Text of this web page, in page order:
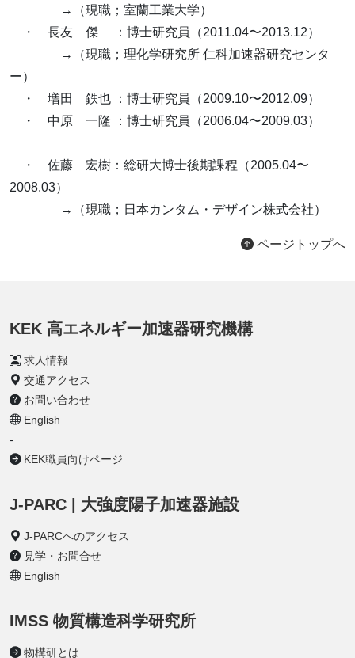
→（現職；室蘭工業大学）
・ 長友 傑 ：博士研究員（2011.04〜2013.12）
→（現職；理化学研究所 仁科加速器研究センタ
ー）
・ 増田 鉄也 ：博士研究員（2009.10〜2012.09）
・ 中原 一隆 ：博士研究員（2006.04〜2009.03）
・ 佐藤 宏樹：総研大博士後期課程（2005.04〜
2008.03）
→（現職；日本カンタム・デザイン株式会社）
ページトップへ
KEK 高エネルギー加速器研究機構
求人情報
交通アクセス
お問い合わせ
English
-
KEK職員向けページ
J-PARC | 大強度陽子加速器施設
J-PARCへのアクセス
見学・お問合せ
English
IMSS 物質構造科学研究所
物構研とは